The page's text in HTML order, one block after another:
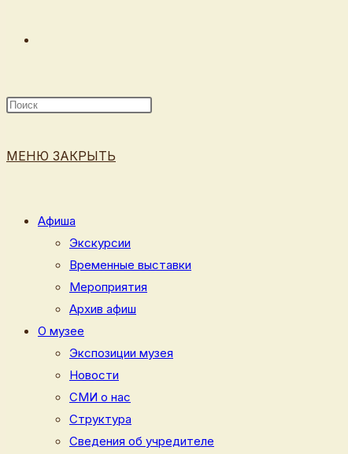
ВЕБ-
МЕНЮ ЗАКРЫТЬ
Афиша
Экскурсии
Временные выставки
Мероприятия
Архив афиш
О музее
Экспозиции музея
Новости
СМИ о нас
Структура
Сведения об учредителе